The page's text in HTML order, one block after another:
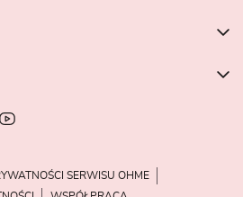
SERWISU OHME